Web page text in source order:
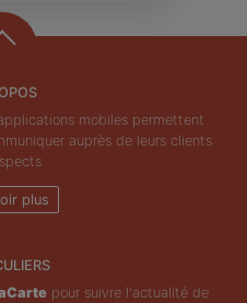
mobiles permettent
auprès de leurs clients
plus
pour suivre l'actualité de